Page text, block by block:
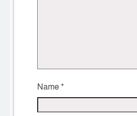
Name*